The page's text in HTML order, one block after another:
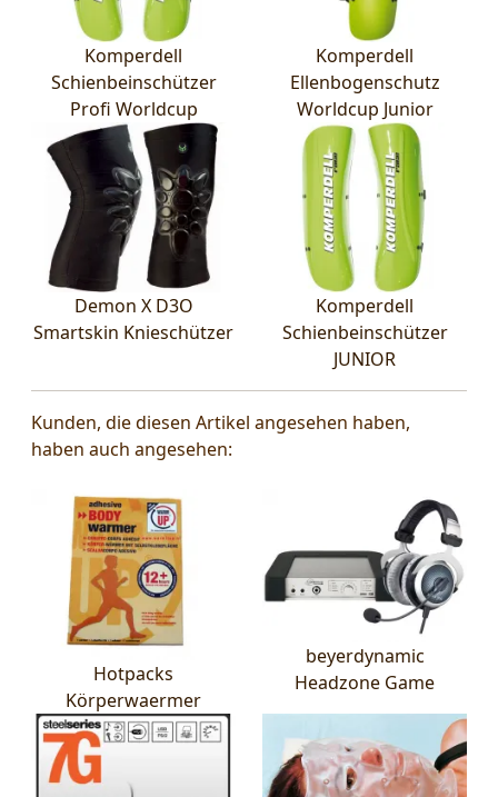
Komperdell
Schienbeinschützer
Profi Worldcup
Komperdell
Ellenbogenschutz
Worldcup Junior
Demon X D3O
Smartskin Knieschützer
Komperdell
Schienbeinschützer
JUNIOR
Kunden, die diesen Artikel angesehen haben,
haben auch angesehen:
Hotpacks
Körperwaermer
beyerdynamic
Headzone Game